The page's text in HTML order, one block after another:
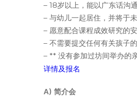
– 18岁以上，能以广东话沟通
– 与幼儿一起居住，并将于
– 愿意配合课程成效研究的
– 不需要提交任何有关孩子
– ** 没有参加过坊间举办的
详情及报名
A) 简介会